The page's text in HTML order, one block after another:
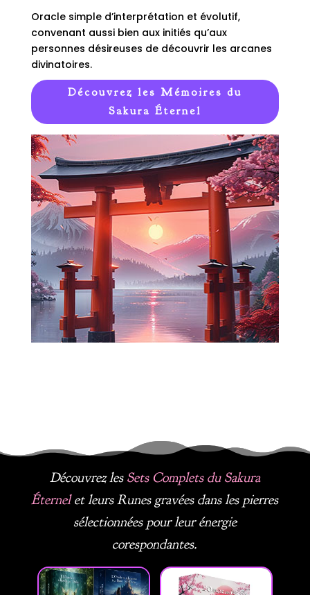
Oracle simple d’interprétation et évolutif,
convenant aussi bien aux initiés qu’aux
personnes désireuses de découvrir les arcanes
divinatoires.
Découvrez les Mémoires du
Sakura Éternel
Découvrez les Sets Complets du Sakura
Éternelet leurs Runes gravées dans les pierres
sélectionnées pour leur énergie
corespondantes.